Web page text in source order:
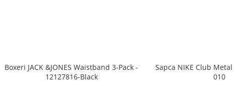
Boxeri JACK &JONES Waistband 3-Pack -
12127816-Black
Sapca NIKE Club Metal
010